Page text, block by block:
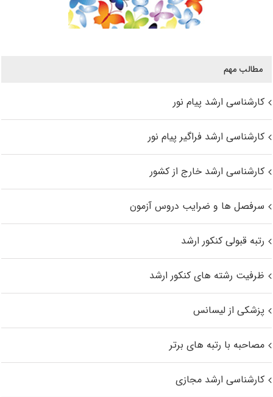
مطالب مهم
کارشناسی ارشد پیام نور
کارشناسی ارشد فراگیر پیام نور
کارشناسی ارشد خارج از کشور
سرفصل ها و ضرایب دروس آزمون
رتبه قبولی کنکور ارشد
ظرفیت رشته های کنکور ارشد
پزشکی از لیسانس
مصاحبه با رتبه های برتر
کارشناسی ارشد مجازی